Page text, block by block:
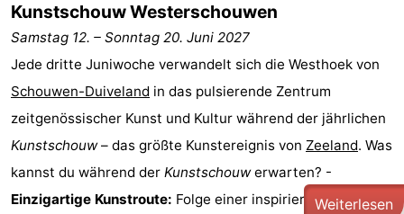
Kunstschouw Westerschouwen
Samstag 12. – Sonntag 20. Juni 2027
Jede dritte Juniwoche verwandelt sich die Westhoek von
Schouwen-Duiveland in das pulsierende Zentrum
zeitgenössischer Kunst und Kultur während der jährlichen
Kunstschouw– das größte Kunstereignis von Zeeland. Was
kannst du während der Kunstschouwerwarten? -
Einzigartige Kunstroute: Folge einer inspirierenden ...
Weiterlesen